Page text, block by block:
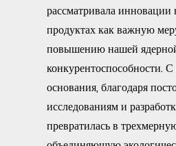
рассматривала инновации
продуктах как важную
повышению нашей
конкурентоспособности.
основания, благодаря
исследованиям и
превратилась в